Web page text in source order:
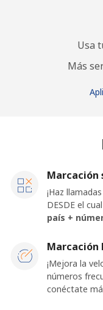
Usa
Más
Marcación
¡Haz
DESDE el
país +
Marcación
¡Mejora la
números
conéctate